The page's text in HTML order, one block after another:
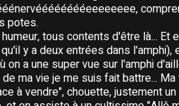
potes.
tous contents d'être là... Et
y a deux entrées dans l'amphi),
a une super vue sur l'amphi
ma vie je me suis fait battre...
à vendre", chouette, justement